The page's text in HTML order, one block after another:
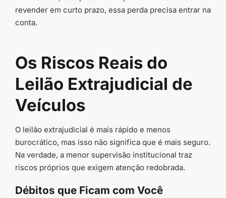
revender em curto prazo, essa perda precisa entrar na
conta.
Os Riscos Reais do
Leilão Extrajudicial de
Veículos
O leilão extrajudicial é mais rápido e menos
burocrático, mas isso não significa que é mais seguro.
Na verdade, a menor supervisão institucional traz
riscos próprios que exigem atenção redobrada.
Débitos que Ficam com Você